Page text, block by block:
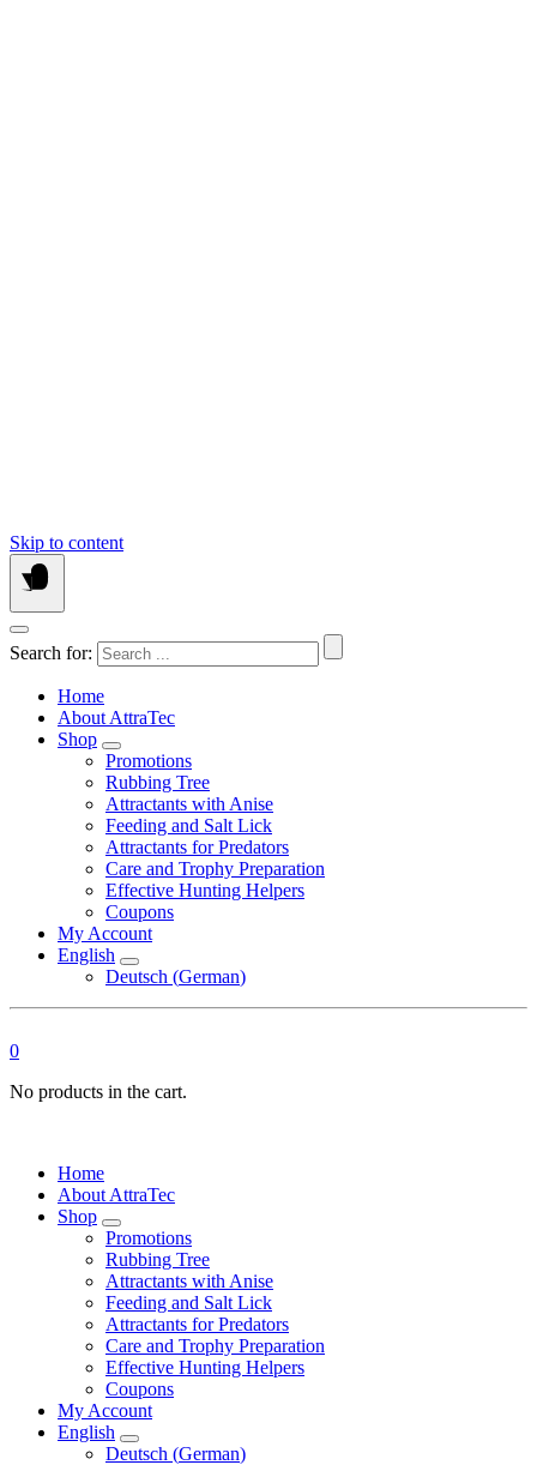
Skip to content
Search for:
Home
About AttraTec
Shop
Promotions
Rubbing Tree
Attractants with Anise
Feeding and Salt Lick
Attractants for Predators
Care and Trophy Preparation
Effective Hunting Helpers
Coupons
My Account
English
Deutsch (German)
0
No products in the cart.
Home
About AttraTec
Shop
Promotions
Rubbing Tree
Attractants with Anise
Feeding and Salt Lick
Attractants for Predators
Care and Trophy Preparation
Effective Hunting Helpers
Coupons
My Account
English
Deutsch (German)